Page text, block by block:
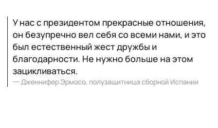
У нас с президентом прекрасные отношения,
он безупречно вел себя со всеми нами, и это
был естественный жест дружбы и
благодарности. Не нужно больше на этом
зацикливаться.
一 Дженнифер Эрмосо, полузащитница сборной Испании